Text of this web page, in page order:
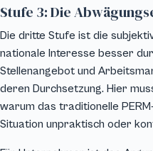
Stufe 3: Die
Die dritte Stufe ist die
nationale Interesse besser
Stellenangebot und
deren Durchsetzung. Hier
warum das traditionelle
Situation unpraktisch oder